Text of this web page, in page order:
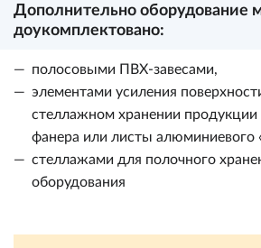
Дополнительно оборудование
доукомплектовано:
полосовыми ПВХ-завесами,
элементами усиления
стеллажном хранении продукции
фанера или листы алюминиевого
стеллажами для полочного
оборудования